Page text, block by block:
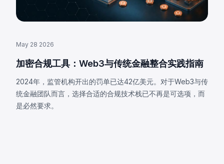
May 28 2026
加密合规工具：Web3与传统金融整合实践指南
2024年，监管机构开出的罚单已达42亿美元。对于Web3与传
统金融团队而言，选择合适的合规技术栈已不再是可选项，而
是必然要求。